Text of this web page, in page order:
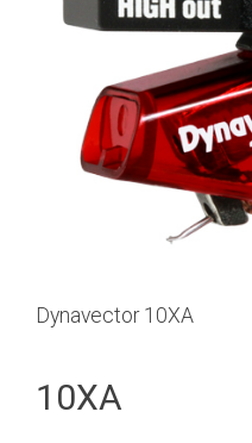
Dynavector 10XA
10XA